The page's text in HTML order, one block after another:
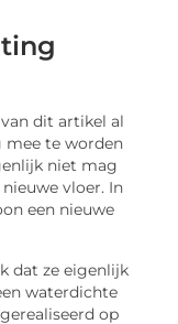
dit artikel al
mee te worden
niet mag
vloer. In
een nieuwe
dat ze eigenlijk
waterdichte
op